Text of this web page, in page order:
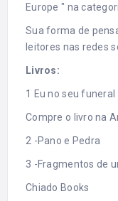
Europe " na
Sua forma de
leitores nas redes
Livros:
1 Eu no seu funeral
Compre o livro na
2 -Pano e Pedra
3 -Fragmentos de
Chiado Books